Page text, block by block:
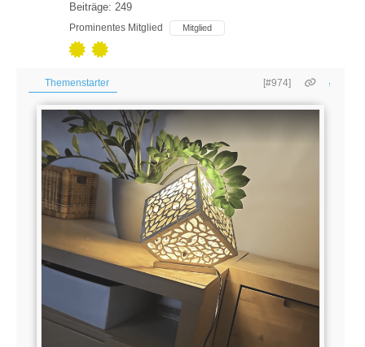
Beiträge: 249
Prominentes Mitglied Mitglied
Themenstarter [#974]